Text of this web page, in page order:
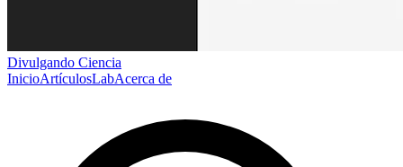
Divulgando Ciencia
InicioArtículosLabAcerca de